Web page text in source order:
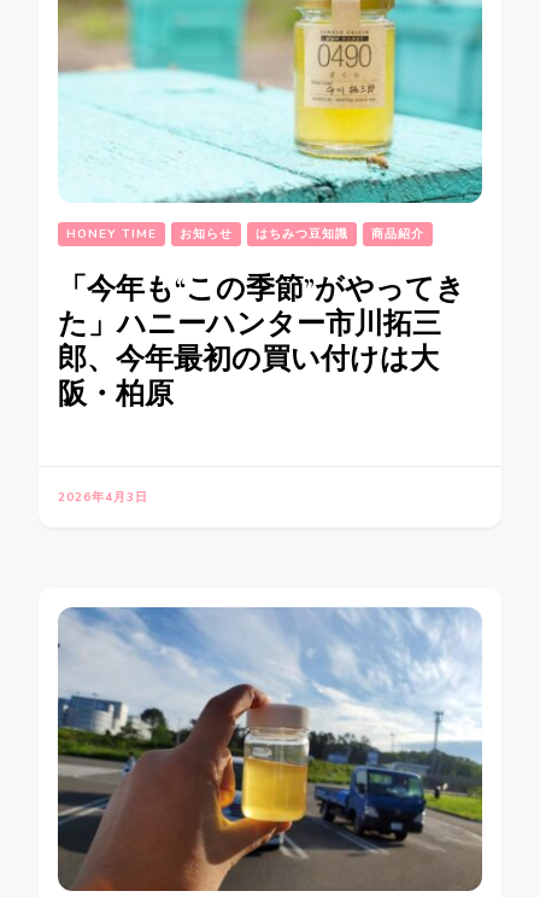
HONEY TIME お知らせ はちみつ豆知識 商品紹介
「今年も“この季節”がやってき
た」ハニーハンター市川拓三
郎、今年最初の買い付けは大
阪・柏原
2026年4月3日